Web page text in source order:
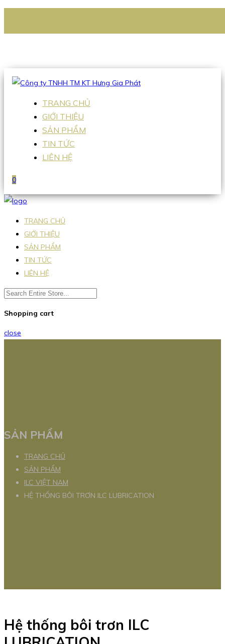
Hotline:0938 336 079
TRANG CHỦ
GIỚI THIỆU
SẢN PHẨM
TIN TỨC
LIÊN HỆ
0
TRANG CHỦ
GIỚI THIỆU
SẢN PHẨM
TIN TỨC
LIÊN HỆ
Shopping cart
close
SẢN PHẨM
TRANG CHỦ
SẢN PHẨM
ILC VIỆT NAM
HỆ THỐNG BÔI TRƠN ILC LUBRICATION
Hệ thống bôi trơn ILC